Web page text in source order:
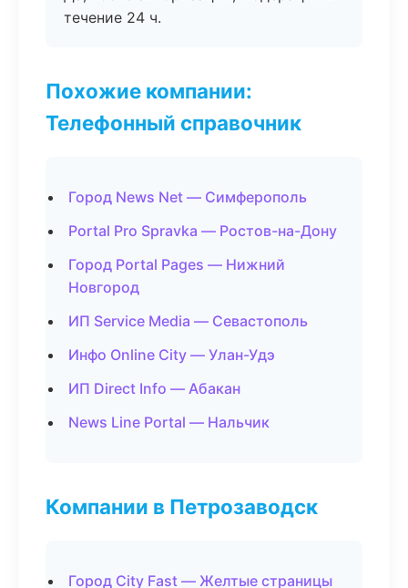
течение 24 ч.
Похожие компании:
Телефонный справочник
Город News Net — Симферополь
Portal Pro Spravka — Ростов-на-Дону
Город Portal Pages — Нижний
Новгород
ИП Service Media — Севастополь
Инфо Online City — Улан-Удэ
ИП Direct Info — Абакан
News Line Portal — Нальчик
Компании в Петрозаводск
Город City Fast — Желтые страницы